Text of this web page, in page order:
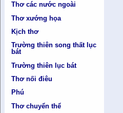
Thơ các nước ngoài
Thơ xướng họa
Kịch thơ
Trường thiên song thất lục
bát
Trường thiên lục bát
Thơ nối điêu
Phú
Thơ chuyển thể